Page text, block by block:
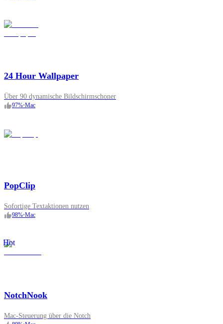
24 Hour Wallpaper
Über 90 dynamische Bildschirmschoner
97%•Mac
PopClip
Sofortige Textaktionen nutzen
98%•Mac
Hot
NotchNook
Mac-Steuerung über die Notch